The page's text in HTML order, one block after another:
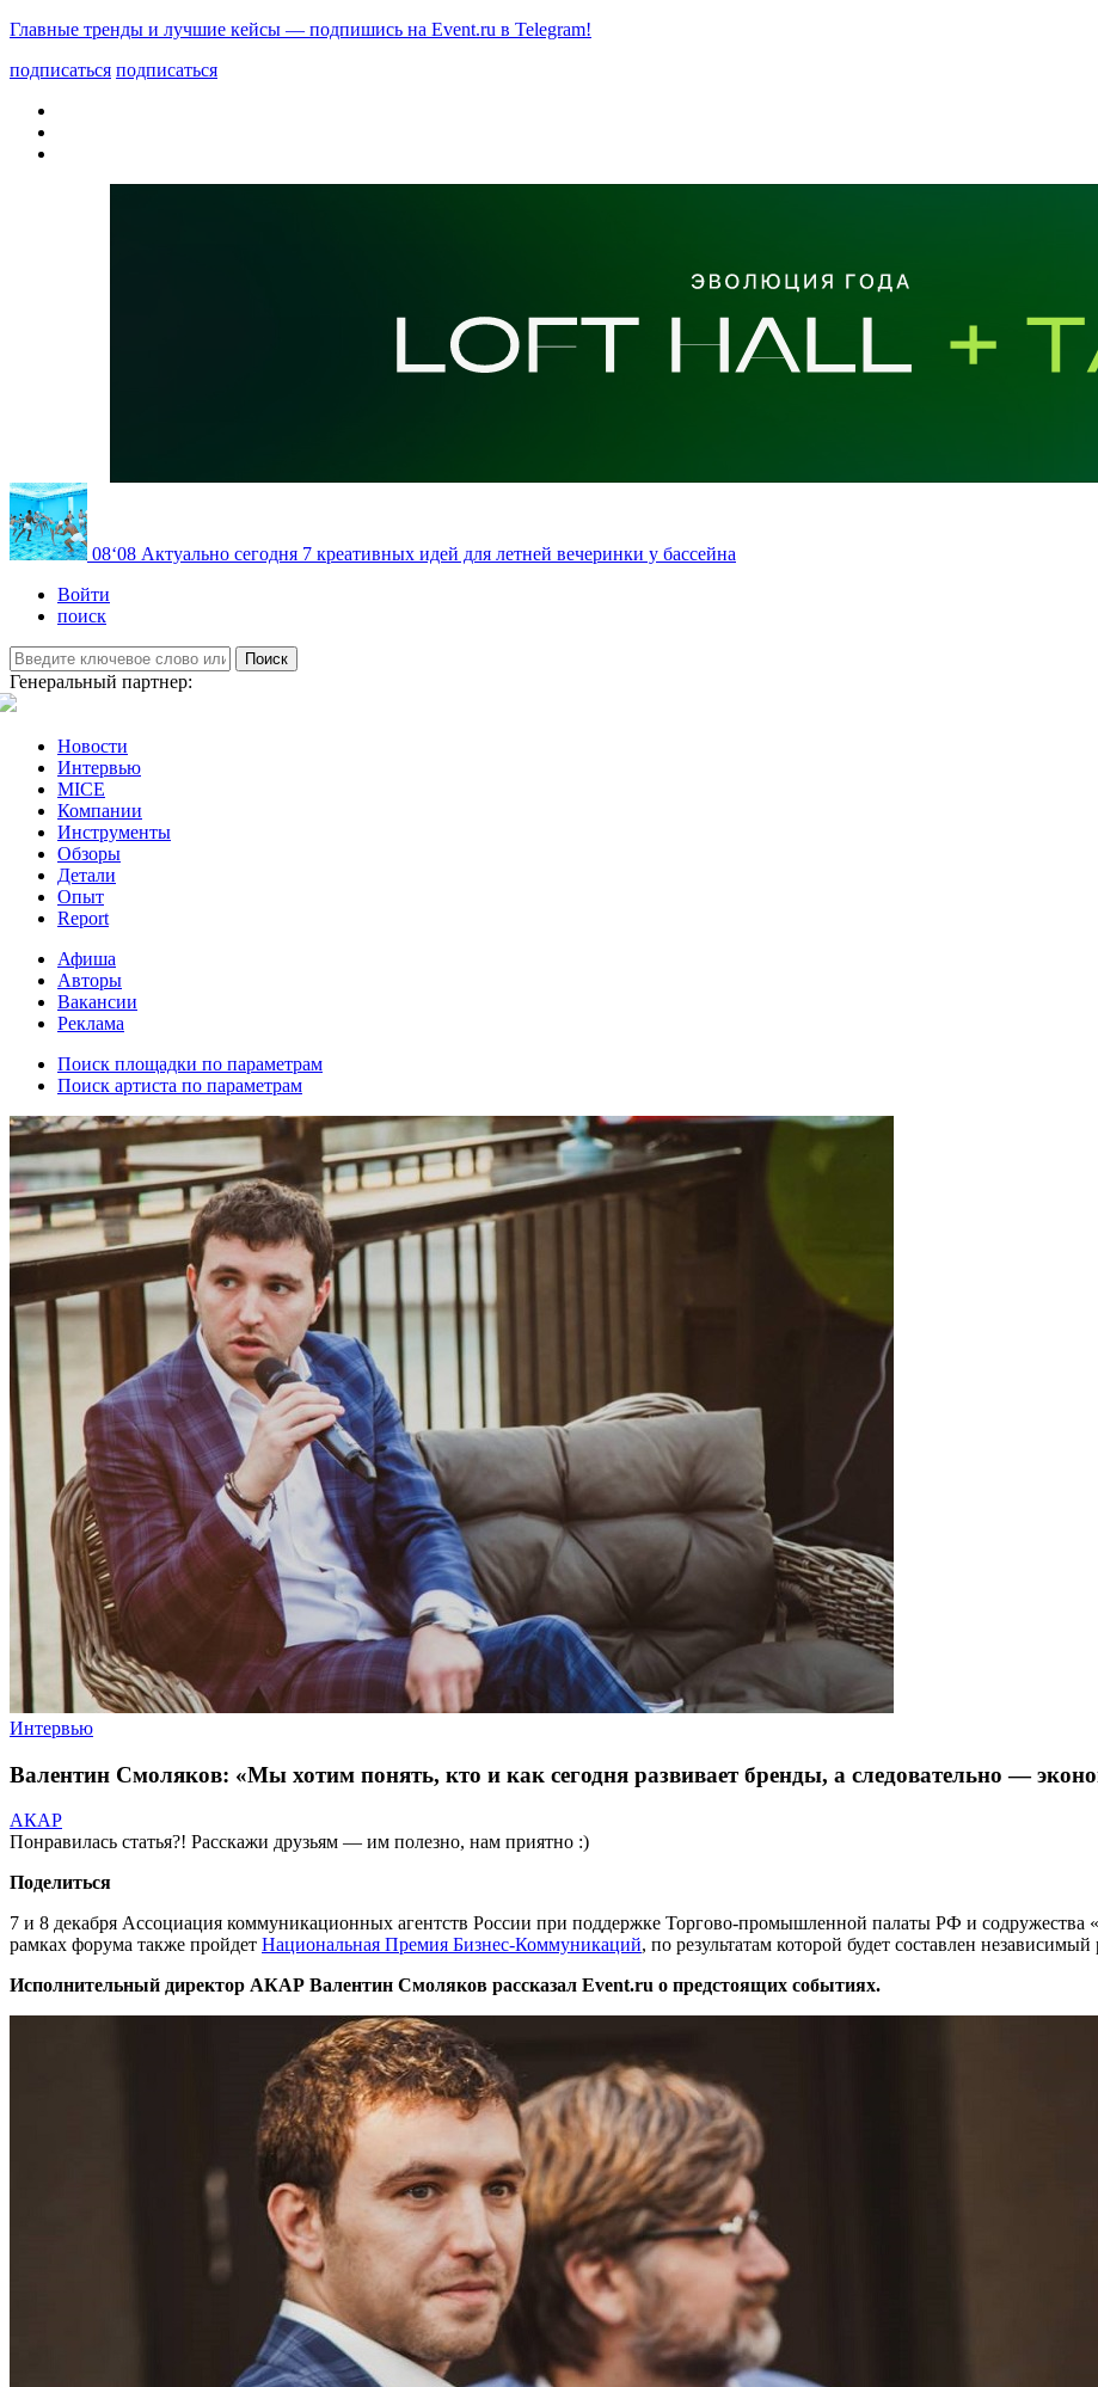
Главные тренды и лучшие кейсы — подпишись на Event.ru в Telegram!
подписаться подписаться
08‘08 Актуально сегодня 7 креативных идей для летней вечеринки у бассейна
Войти
поиск
Поиск
Генеральный партнер:
Новости
Интервью
MICE
Компании
Инструменты
Обзоры
Детали
Опыт
Report
Афиша
Авторы
Вакансии
Реклама
Поиск площадки по параметрам
Поиск артиста по параметрам
Интервью
Валентин Смоляков: «Мы хотим понять, кто и как сегодня развивает бренды, а следовательно —
АКАР
Понравилась статья?! Расскажи друзьям — им полезно, нам приятно :)
Поделиться
7 и 8 декабря Ассоциация коммуникационных агентств России при поддержке Торгово-промышленной палаты РФ и содружества
рамках форума также пройдет Национальная Премия Бизнес-Коммуникаций, по результатам которой будет составлен
Исполнительный директор АКАР Валентин Смоляков рассказал Event.ru о предстоящих событиях.